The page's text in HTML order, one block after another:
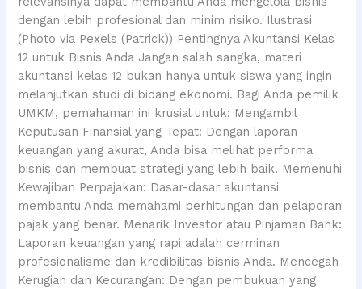
dengan lebih profesional dan minim risiko. Ilustrasi
(Photo via Pexels (Patrick)) Pentingnya Akuntansi Kelas
12 untuk Bisnis Anda Jangan salah sangka, materi
akuntansi kelas 12 bukan hanya untuk siswa yang ingin
melanjutkan studi di bidang ekonomi. Bagi Anda pemilik
UMKM, pemahaman ini krusial untuk: Mengambil
Keputusan Finansial yang Tepat: Dengan laporan
keuangan yang akurat, Anda bisa melihat performa
bisnis dan membuat strategi yang lebih baik. Memenuhi
Kewajiban Perpajakan: Dasar-dasar akuntansi
membantu Anda memahami perhitungan dan pelaporan
pajak yang benar. Menarik Investor atau Pinjaman Bank:
Laporan keuangan yang rapi adalah cerminan
profesionalisme dan kredibilitas bisnis Anda. Mencegah
Kerugian dan Kecurangan: Dengan pembukuan yang